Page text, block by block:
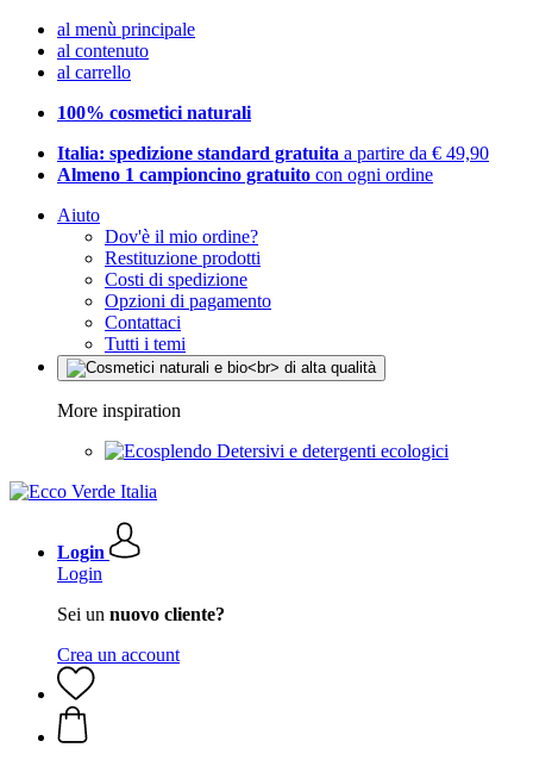
al menù principale
al contenuto
al carrello
100% cosmetici naturali
Italia: spedizione standard gratuita a partire da € 49,90
Almeno 1 campioncino gratuito con ogni ordine
Aiuto
Dov'è il mio ordine?
Restituzione prodotti
Costi di spedizione
Opzioni di pagamento
Contattaci
Tutti i temi
More inspiration
Detersivi e detergenti ecologici
Login
Login
Sei un nuovo cliente?
Crea un account